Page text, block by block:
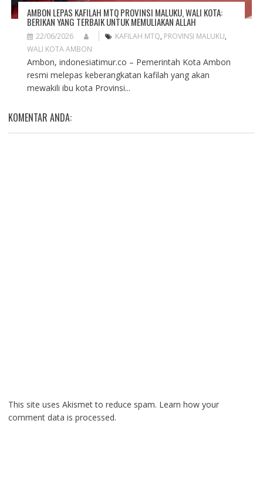
AMBON LEPAS KAFILAH MTQ PROVINSI MALUKU, WALI KOTA:
BERIKAN YANG TERBAIK UNTUK MEMULIAKAN ALLAH
22/06/2026 KAFILAH MTQ, PROVINSI MALUKU,
WALI KOTA AMBON
Ambon, indonesiatimur.co – Pemerintah Kota Ambon
resmi melepas keberangkatan kafilah yang akan
mewakili ibu kota Provinsi...
KOMENTAR ANDA:
This site uses Akismet to reduce spam. Learn how your
comment data is processed.